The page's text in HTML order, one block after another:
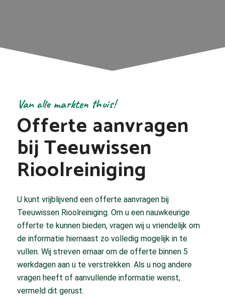
Van alle markten thuis!
Offerte aanvragen
bij Teeuwissen
Rioolreiniging
U kunt vrijblijvend een offerte aanvragen bij
Teeuwissen Rioolreiniging. Om u een nauwkeurige
offerte te kunnen bieden, vragen wij u vriendelijk om
de informatie hiernaast zo volledig mogelijk in te
vullen. Wij streven ernaar om de offerte binnen 5
werkdagen aan u te verstrekken. Als u nog andere
vragen heeft of aanvullende informatie wenst,
vermeld dit gerust.